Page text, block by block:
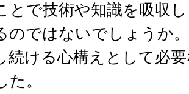
とで技術や知識を吸収
のではないでしょうか
続ける心構えとして必
。